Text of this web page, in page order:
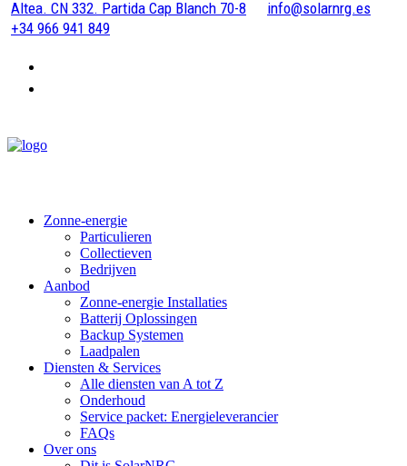
Altea. CN 332. Partida Cap Blanch 70-8
info@solarnrg.es
+34 966 941 849
Zonne-energie
Particulieren
Collectieven
Bedrijven
Aanbod
Zonne-energie Installaties
Batterij Oplossingen
Backup Systemen
Laadpalen
Diensten & Services
Alle diensten van A tot Z
Onderhoud
Service packet: Energieleverancier
FAQs
Over ons